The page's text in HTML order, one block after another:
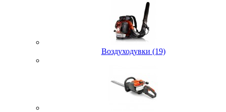
Воздуходувки (19)